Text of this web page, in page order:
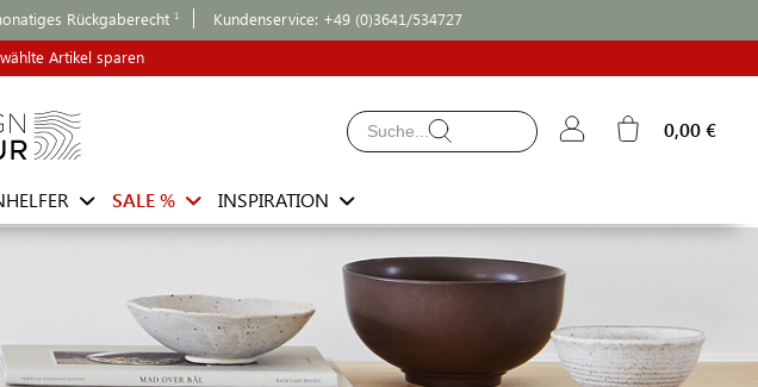
Rückgaberecht Kundenservice: +49 (0)3641/534727
Artikel sparen
0,00 €
SALE % INSPIRATION